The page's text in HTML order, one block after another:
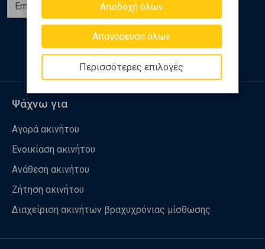
Αποδοχή όλων
Απαγόρευση όλων
Περισσότερες επιλογές
Εγγραφή
Ακολουθήστε μας
Ψάχνω για
Αγορά ακινήτου
Ενοικίαση ακινήτου
Ανάθεση ακινήτου
Ζήτηση ακινήτου
Διαχείριση ακινήτων βραχυχρόνιας μίσθωσης